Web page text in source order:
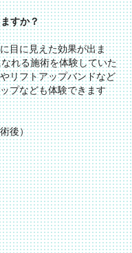
すか？
目に見えた効果が出ま
れる施術を体験していた
リフトアップバンドなど
プなども体験できます
後）